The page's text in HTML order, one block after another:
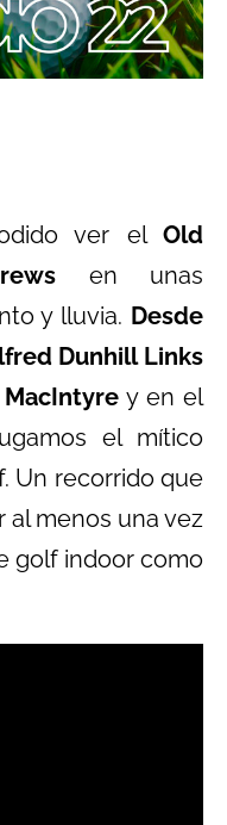
ver el Old
en unas
y lluvia. Desde
Dunhill Links
y en el
el mítico
Un recorrido que
al menos una vez
golf indoor como